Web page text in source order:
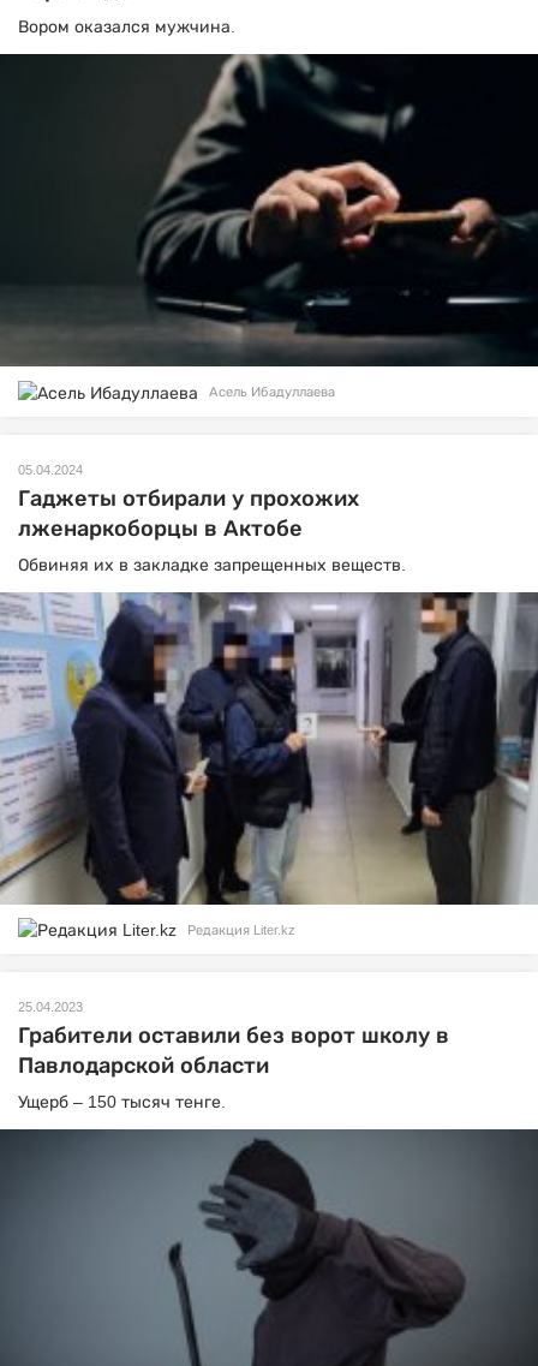
Вором оказался мужчина.
Асель Ибадуллаева
05.04.2024
Гаджеты отбирали у прохожих
лженаркоборцы в Актобе
Обвиняя их в закладке запрещенных веществ.
Редакция Liter.kz
25.04.2023
Грабители оставили без ворот школу в
Павлодарской области
Ущерб – 150 тысяч тенге.